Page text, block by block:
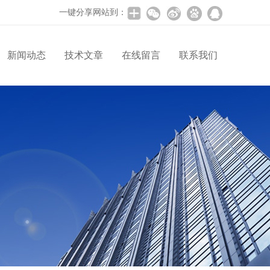
一键分享网站到：
新闻动态 技术文章 在线留言 联系我们